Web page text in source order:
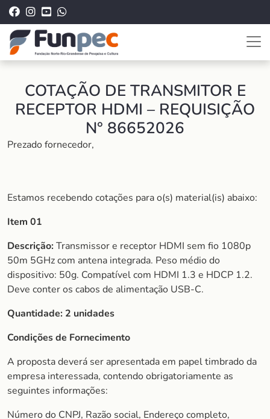
COTAÇÃO DE TRANSMITOR E
RECEPTOR HDMI – REQUISIÇÃO
N° 86652026
Prezado fornecedor,
Estamos recebendo cotações para o(s) material(is) abaixo:
Item 01
Descrição:Transmissor e receptor HDMI sem fio 1080p
50m 5GHz com antena integrada. Peso médio do
dispositivo: 50g. Compatível com HDMI 1.3 e HDCP 1.2.
Deve conter os cabos de alimentação USB-C.
Quantidade: 2 unidades
Condições de Fornecimento
A proposta deverá ser apresentada em papel timbrado da
empresa interessada, contendo obrigatoriamente as
seguintes informações:
Número do CNPJ, Razão social, Endereço completo,